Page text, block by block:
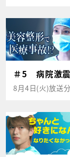
＃5 病院激
8月4日(火)放送分